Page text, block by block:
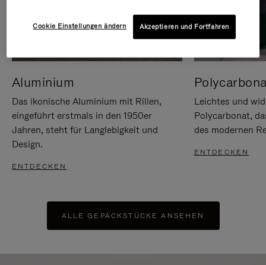
Aluminium
Das ikonische Aluminium mit Rillen,
eingeführt erstmals in den 1950er
Jahren, steht für Langlebigkeit und
Design.
ENTDECKEN
Leichtes und
Polycarbonat,
des modernen
ENTDECKEN
ALLE GEPÄCKSTÜCKE ANSEHEN
Cookie Einstellungen ändern Akzeptieren und Fortfahren